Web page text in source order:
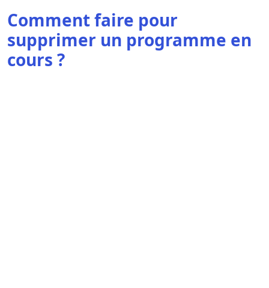
Comment faire pour
supprimer un programme en
cours ?